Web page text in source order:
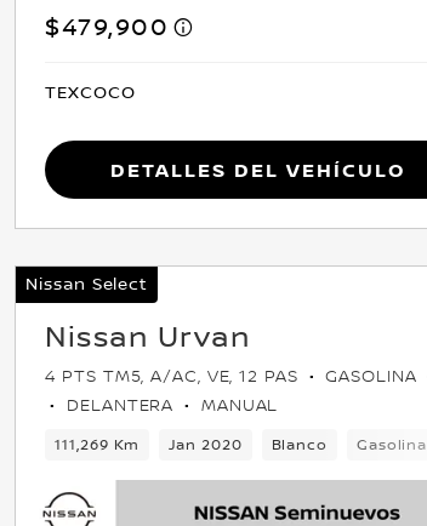
$479,900
TEXCOCO
Detalles del vehículo
Delantera
Nissan Select
Nissan Urvan
4 PTS TM5, A/AC, VE, 12 PAS GASOLINA
DELANTERA
MANUAL
111,269 Km Jan 2020 Blanco Gasolina